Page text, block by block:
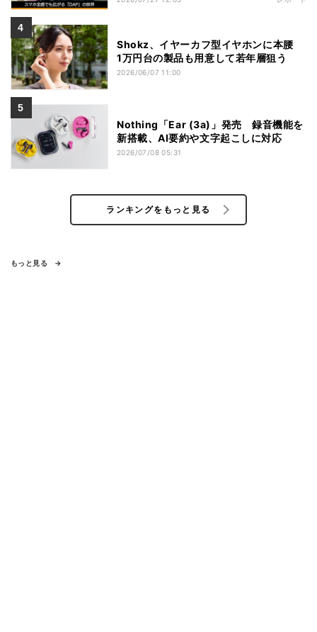
Shokz、イヤーカフ型イヤホンに本腰
1万円台の製品も用意して若年層狙う
2026/06/07 11:00
Nothing「Ear (3a)」発売 録音機能を
新搭載、AI要約や文字起こしに対応
2026/07/08 05:31
ランキングをもっと見る
もっと見る